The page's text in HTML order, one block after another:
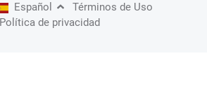
Español
Términos de Uso
Política de privacidad